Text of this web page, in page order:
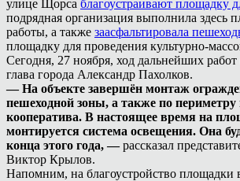
улице Щорса благоустраивают площадку
подрядная организация выполнила здесь
работы, а также заасфальтировала
площадку для проведения культурно-
Сегодня, 27 ноября, ход дальнейших
глава города Александр Пахолков.
— На объекте завершён монтаж
пешеходной зоны, а также по периметру
кооператива. В настоящее время на
монтируется система освещения. Она
конца этого года, —рассказал
Виктор Крылов.
Напомним, на благоустройство площадки